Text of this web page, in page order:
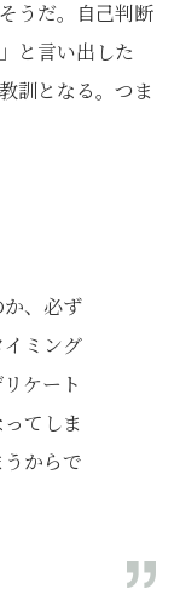
うだ。自己判断
と言い出した
訓となる。つま
、必ず
ミング
ケート
てしま
からで